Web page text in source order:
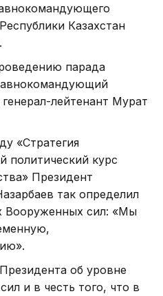
Казахстан
парада
лейтенант Мурат
«Стратегия
политический курс
Президент
так определил
Вооруженных сил: «Мы
об уровне
и в честь того, что в